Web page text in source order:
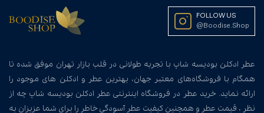
FOLLOW US
@Boodise.Shop
عطر ادکلن بودیسه شاپ با تجربه طولانی در قلب بازار تهران موفق شده تا
همگام با فروشگاه‌های معتبر جهان، بهترین عطر و ادکلن های موجود را
ارائه نماید. خرید عطر در فروشگاه اینترنتی عطر ادکلن بودیسه شاپ چه از
نظر ، قیمت عطر و همچنین کیفیت عطر آسودگی خاطر را برای شما عزیزان به